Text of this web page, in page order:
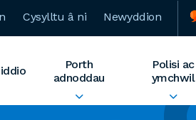
Cysylltu â ni Newyddion
Porth
adnoddau
Polisi ac
ymchwil